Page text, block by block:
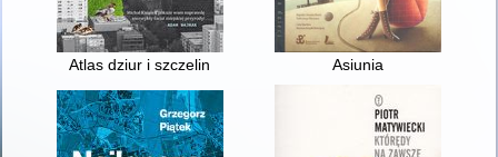
Atlas dziur i szczelin Asiunia